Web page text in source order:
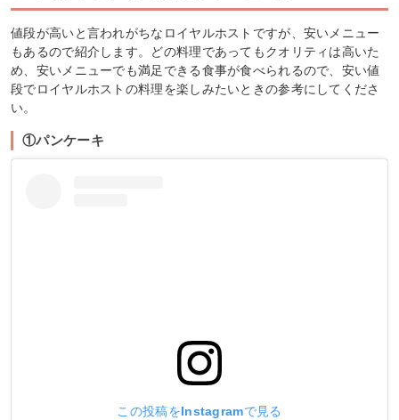
値段が高いと言われがちなロイヤルホストですが、安いメニュー
もあるので紹介します。どの料理であってもクオリティは高いた
め、安いメニューでも満足できる食事が食べられるので、安い値
段でロイヤルホストの料理を楽しみたいときの参考にしてくださ
い。
①パンケーキ
この投稿をInstagramで見る